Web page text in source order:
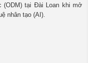
(ODM) tại Đài Loan khi mở
nhân tạo (AI).